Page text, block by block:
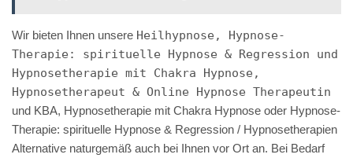
Wir bieten Ihnen unsere Heilhypnose, Hypnose-
Therapie: spirituelle Hypnose & Regression und
Hypnosetherapie mit Chakra Hypnose,
Hypnosetherapeut & Online Hypnose Therapeutin
und KBA, Hypnosetherapie mit Chakra Hypnose oder Hypnose-
Therapie: spirituelle Hypnose & Regression / Hypnosetherapien
Alternative naturgemäß auch bei Ihnen vor Ort an. Bei Bedarf